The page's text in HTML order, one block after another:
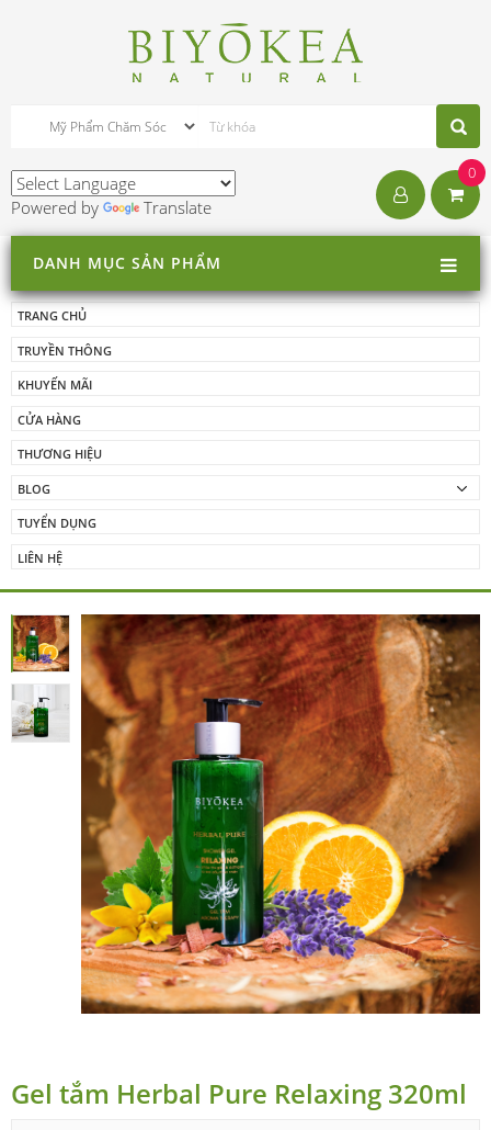
Powered by Translate
0
DANH MỤC SẢN PHẨM
TRANG CHỦ
TRUYỀN THÔNG
KHUYẾN MÃI
CỬA HÀNG
THƯƠNG HIỆU
BLOG
TUYỂN DỤNG
LIÊN HỆ
Gel tắm Herbal Pure Relaxing 320ml